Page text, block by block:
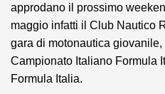
approdano il prossimo
maggio infatti il Club Nautico
gara di motonautica
Campionato Italiano Formula
Formula Italia.